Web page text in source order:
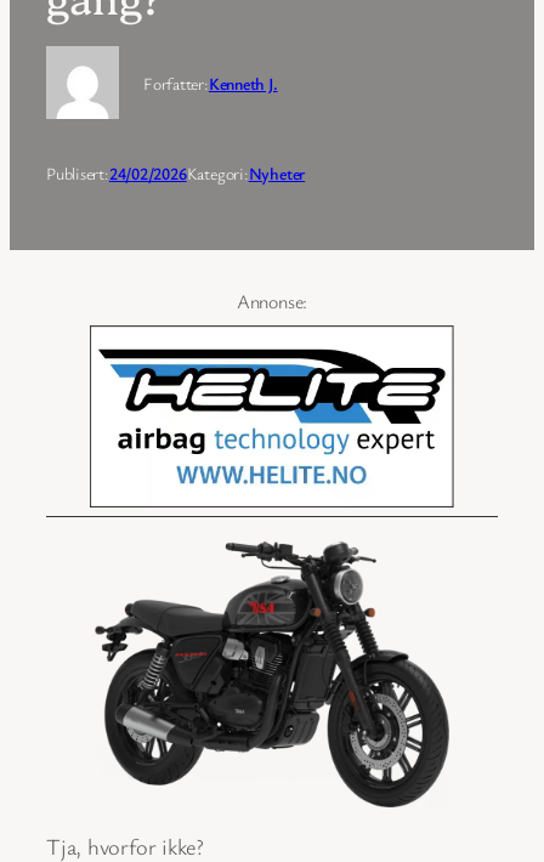
Forfatter:Kenneth J.
Publisert:24/02/2026Kategori:Nyheter
Tja, hvorfor ikke?